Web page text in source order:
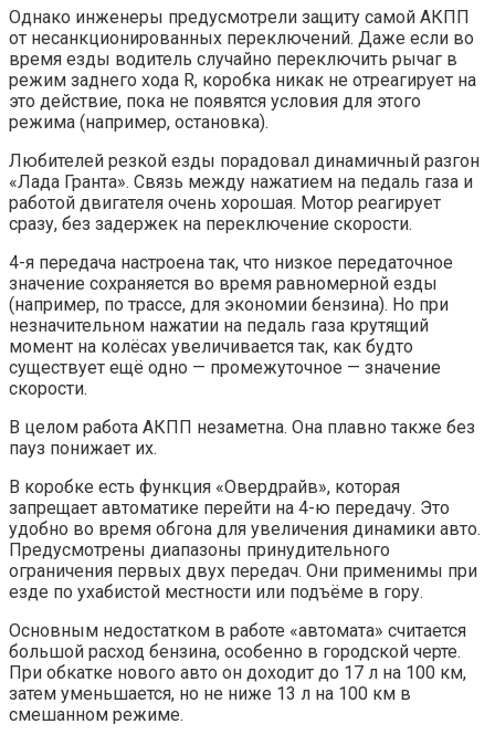
Однако инженеры предусмотрели защиту самой АКПП
от несанкционированных переключений. Даже если во
время езды водитель случайно переключить рычаг в
режим заднего хода R, коробка никак не отреагирует на
это действие, пока не появятся условия для этого
режима (например, остановка).
Любителей резкой езды порадовал динамичный разгон
«Лада Гранта». Связь между нажатием на педаль газа и
работой двигателя очень хорошая. Мотор реагирует
сразу, без задержек на переключение скорости.
4-я передача настроена так, что низкое передаточное
значение сохраняется во время равномерной езды
(например, по трассе, для экономии бензина). Но при
незначительном нажатии на педаль газа крутящий
момент на колёсах увеличивается так, как будто
существует ещё одно — промежуточное — значение
скорости.
В целом работа АКПП незаметна. Она плавно также без
пауз понижает их.
В коробке есть функция «Овердрайв», которая
запрещает автоматике перейти на 4-ю передачу. Это
удобно во время обгона для увеличения динамики авто.
Предусмотрены диапазоны принудительного
ограничения первых двух передач. Они применимы при
езде по ухабистой местности или подъёме в гору.
Основным недостатком в работе «автомата» считается
большой расход бензина, особенно в городской черте.
При обкатке нового авто он доходит до 17 л на 100 км,
затем уменьшается, но не ниже 13 л на 100 км в
смешанном режиме.